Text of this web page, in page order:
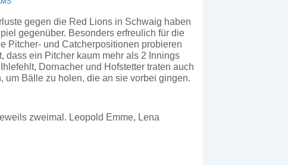
gegen die Red Lions in Schwaig haben
gegenüber. Besonders erfreulich für die
Pitcher- und Catcherpositionen probieren
dass ein Pitcher kaum mehr als 2 Innings
Dornacher und Hofstetter traten auch
um Bälle zu holen, die an sie vorbei gingen.
zweimal. Leopold Emme, Lena